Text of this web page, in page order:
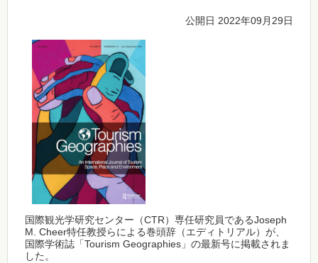
公開日 2022年09月29日
国際観光学研究センター（CTR）専任研究員であるJoseph
M. Cheer特任教授らによる巻頭辞（エディトリアル）が、
国際学術誌「Tourism Geographies」の最新号に掲載されま
した。